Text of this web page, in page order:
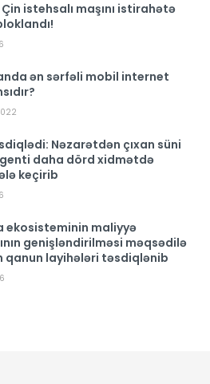
istehsalı maşını istirahətə
ən sərfəli mobil internet
Nəzarətdən çıxan süni
daha dörd xidmətdə
keçirib
ekosisteminin maliyyə
genişləndirilməsi məqsədilə
qanun layihələri təsdiqlənib